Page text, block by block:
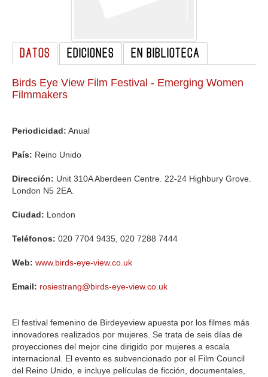
DATOS EDICIONES EN BIBLIOTECA
Birds Eye View Film Festival - Emerging Women
Filmmakers
Periodicidad: Anual
País: Reino Unido
Dirección: Unit 310A Aberdeen Centre. 22-24 Highbury Grove.
London N5 2EA.
Ciudad: London
Teléfonos: 020 7704 9435, 020 7288 7444
Web: www.birds-eye-view.co.uk
Email: rosiestrang@birds-eye-view.co.uk
El festival femenino de Birdeyeview apuesta por los filmes más
innovadores realizados por mujeres. Se trata de seis días de
proyecciones del mejor cine dirigido por mujeres a escala
internacional. El evento es subvencionado por el Film Council
del Reino Unido, e incluye películas de ficción, documentales,